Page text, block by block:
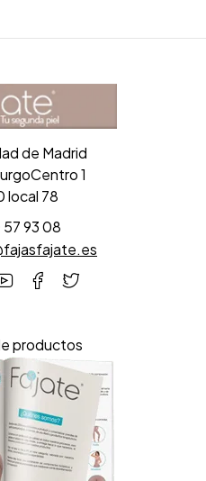
de Madrid
1
local 78
57 93 08
productos